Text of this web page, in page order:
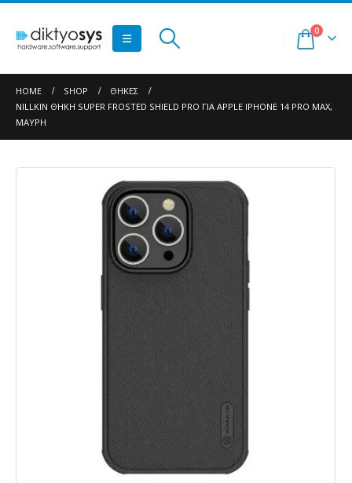
0
HOME SHOP
ΘΉΚΕΣ
NILLKIN ΘΉΚΗ SUPER FROSTED SHIELD PRO ΓΙΑ APPLE IPHONE 14 PRO MAX,
ΜΑΎΡΗ